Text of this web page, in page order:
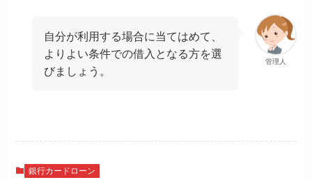
管理人
自分が利用する場合に当てはめて、
よりよい条件での借入となる方を選
びましょう。
銀行カードローン